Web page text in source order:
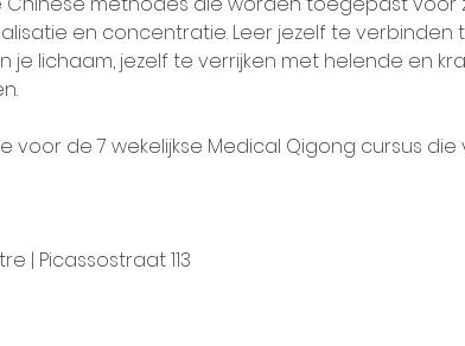
en concentratie. Leer jezelf te verbinden
je lichaam, jezelf te verrijken met helende en
voor de 7 wekelijkse Medical Qigong cursus
| Picassostraat 113